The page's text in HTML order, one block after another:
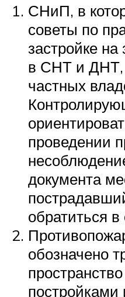
СНиП, в
советы по
застройке
в СНТ и ДНТ,
частных
проведении
документа
обратиться в
обозначено
постройками